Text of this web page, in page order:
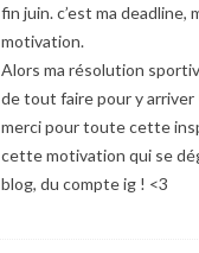
fin juin. c’est ma deadline,
motivation.
Alors ma résolution
de tout faire pour y arriver
merci pour toute cette
cette motivation qui se
blog, du compte ig ! <3